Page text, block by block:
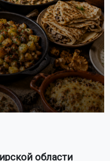
надвигается 34-
в Новосибирской
пропавшую 39-летнюю